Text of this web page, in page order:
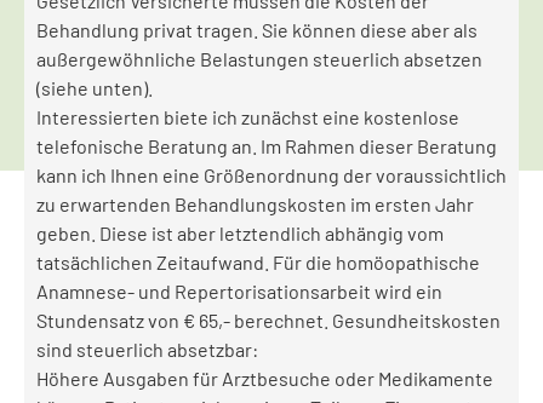
Behandlung privat tragen. Sie können diese aber als
außergewöhnliche Belastungen steuerlich absetzen
(siehe unten).
Interessierten biete ich zunächst eine kostenlose
telefonische Beratung an. Im Rahmen dieser Beratung
kann ich Ihnen eine Größenordnung der voraussichtlich
zu erwartenden Behandlungskosten im ersten Jahr
geben. Diese ist aber letztendlich abhängig vom
tatsächlichen Zeitaufwand. Für die homöopathische
Anamnese- und Repertorisationsarbeit wird ein
Stundensatz von € 65,- berechnet. Gesundheitskosten
sind steuerlich absetzbar:
Höhere Ausgaben für Arztbesuche oder Medikamente